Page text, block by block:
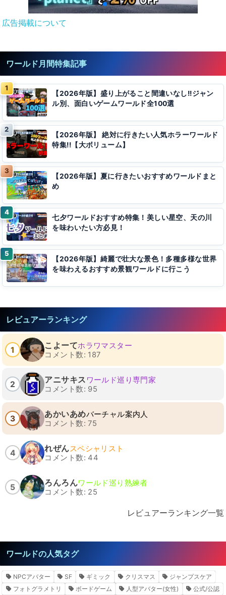
広告掲載について
ワールド月間特集記事
【2026年版】盛り上がること間違いなし!!ジャン
ル別、面白いゲームワールド全100選
【2026年版】 絶対に行きたい人気ホラーワールド
特集!!【大ボリューム】
【2026年版】夏に行きたいおすすめワールドまと
め
七夕ワールドおすすめ特集！美しい星空、天の川
を味わいたい方必見！
【2026年版】綺麗で壮大な景色！多種多様な世界
を味わえるおすすめ景観ワールドに行こう
レビュアーランキング
1 こよーてホラワマスター
コメント数: 187
2 アニサキス ワールド巡り専門家
コメント数: 95
3 あかいあめバーチャル案内人
コメント数: 75
4 れぜんスペシャリスト
コメント数: 44
5 ろんろんワールド巡り熟練者
コメント数: 25
レビュアーランキング一覧
ワールドの人気タグ
NPCアバター SF ギミック クリスマス
ジャンプスケア
フォトグラメトリ
ボードゲーム 人型アバター(女性)
公式/公認